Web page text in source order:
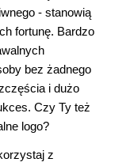
- stanowią
fortunę. Bardzo
bez żadnego
i dużo
Czy Ty też
logo?
z